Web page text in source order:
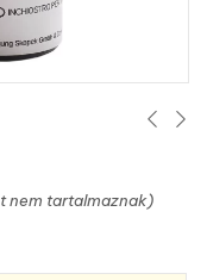
nem tartalmaznak)